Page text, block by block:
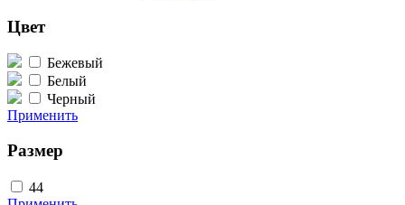
Цвет
Бежевый
Белый
Черный
Применить
Размер
44